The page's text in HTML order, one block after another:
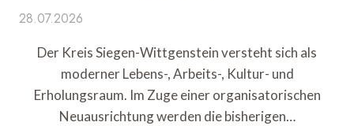
28.07.2026
Der Kreis Siegen-Wittgenstein versteht sich als
moderner Lebens-, Arbeits-, Kultur- und
Erholungsraum. Im Zuge einer organisatorischen
Neuausrichtung werden die bisherigen…